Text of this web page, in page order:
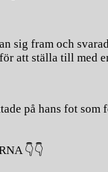
sig fram och
att ställa till med
på hans fot
👇👇